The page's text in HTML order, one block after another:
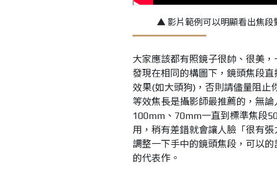
▲ 影片範例可以明顯看出焦段
大家應該都有照鏡子很帥、很美
發現在相同的構圖下，鏡頭焦段
效果(如大頭狗)，否則請儘量阻止
等效焦長是攝影師最推薦的，無
100mm、70mm一直到標準焦段
用，稍有差錯就會讓人臉「很有
調整一下手中的鏡頭焦段，可以
的代表作。